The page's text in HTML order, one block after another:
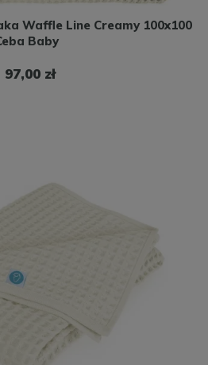
Waffle Line Creamy 100x100
Baby
97,00 zł